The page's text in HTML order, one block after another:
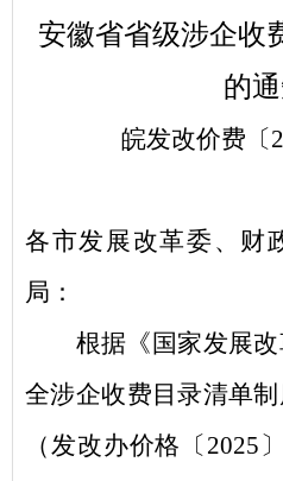
安徽省省级涉企收
的
皖发改价费〔
各市发展改革委、财
局：
根据《国家发展
全涉企收费目录清单制
（发改办价格〔 2025 〕